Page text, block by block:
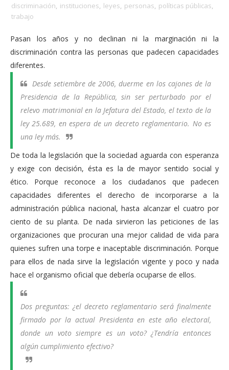
discriminación, instituciones, leyes, personas, políticas públicas,
trabajo
Pasan los años y no declinan ni la marginación ni la
discriminación contra las personas que padecen capacidades
diferentes.
Desde setiembre de 2006, duerme en los cajones de la
Presidencia de la República, sin ser perturbado por el
relevo matrimonial en la Jefatura del Estado, el texto de la
ley 25.689, en espera de un decreto reglamentario. No es
una ley más.
De toda la legislación que la sociedad aguarda con esperanza
y exige con decisión, ésta es la de mayor sentido social y
ético. Porque reconoce a los ciudadanos que padecen
capacidades diferentes el derecho de incorporarse a la
administración pública nacional, hasta alcanzar el cuatro por
ciento de su planta. De nada sirvieron las peticiones de las
organizaciones que procuran una mejor calidad de vida para
quienes sufren una torpe e inaceptable discriminación. Porque
para ellos de nada sirve la legislación vigente y poco y nada
hace el organismo oficial que debería ocuparse de ellos.
Dos preguntas: ¿el decreto reglamentario será finalmente
firmado por la actual Presidenta en este año electoral,
donde un voto siempre es un voto? ¿Tendría entonces
algún cumplimiento efectivo?